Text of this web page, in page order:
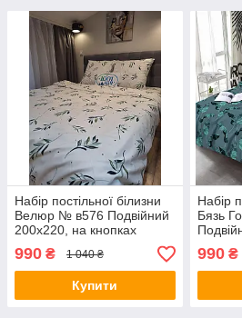
Набір постільної білизни
Велюр № в576 Подвійний
200х220, на кнопках
990 ₴ 1 040 ₴
Купити
Набір
Бязь
кнопках
990₴